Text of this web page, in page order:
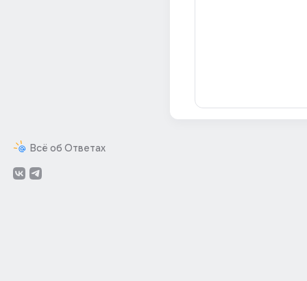
Всё об Ответах